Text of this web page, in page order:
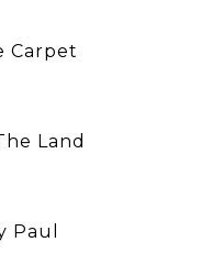
Carpet
Land
Paul